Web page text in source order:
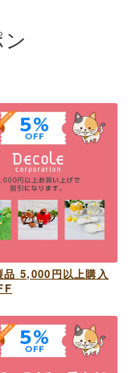
品 5,000円以上購入